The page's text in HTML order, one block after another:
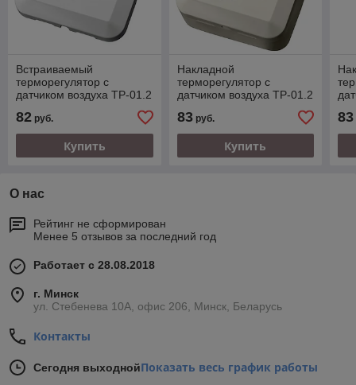
Встраиваемый
терморегулятор с
датчиком воздуха ТР-01.2
В, белый. Работаем с юр.
и физ. лицами.
82 руб.
Купить
Накладной
терморегулятор с
датчиком воздуха ТР-01.2
В, бежевый. Работаем с
юр. и физ. лицами.
83руб.
Купить
и
83
О нас
Рейтинг не сформирован
Менее 5 отзывов за последний год
Работает с 28.08.2018
г. Минск
ул. Стебенева 10А, офис 206, Минск, Беларусь
Контакты
Сегодня выходнойПоказать весь график работы